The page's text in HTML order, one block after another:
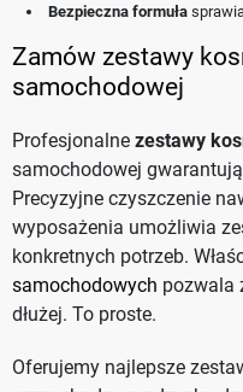
Bezpieczna formuła
Zamów zestawy
samochodowej
Profesjonalne zestawy
samochodowej
Precyzyjne czyszczenie
wyposażenia umożliwia
konkretnych potrzeb.
samochodowych pozwala
dłużej. To proste.
Oferujemy najlepsze